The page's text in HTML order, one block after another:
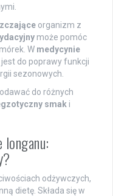
organizm z
może pomóc
W medycynie
do poprawy funkcji
sezonowych.
do różnych
smak i
odżywczych,
dietę. Składa się w